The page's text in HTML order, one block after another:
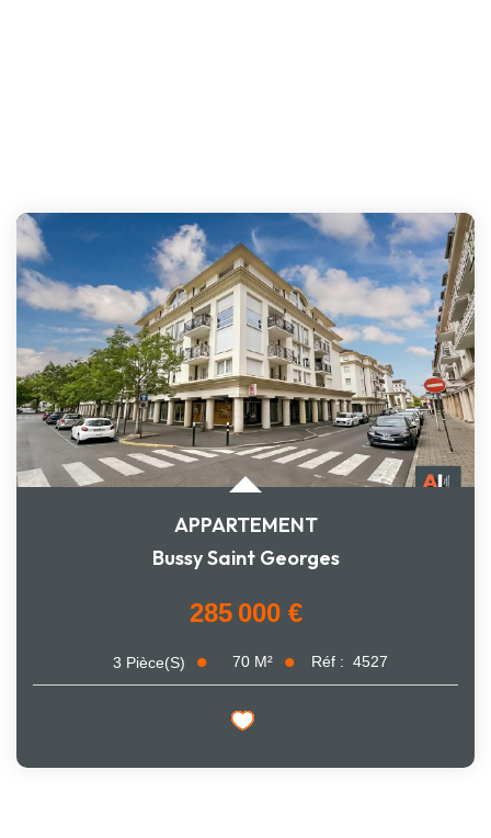
APPARTEMENT
Bussy Saint Georges
285 000 €
3 Pièce(s) 70 M² Réf : 4527